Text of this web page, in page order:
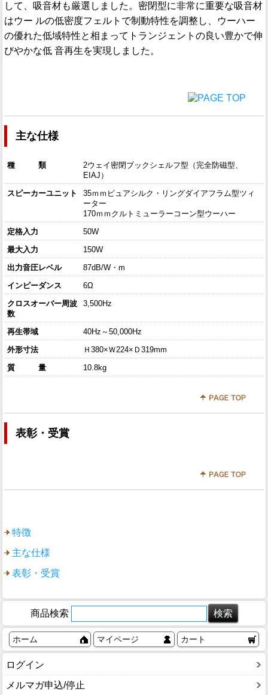
して、吸音材も厳選しました。密閉型に非常に重要な吸音材
はウー ルの低密度フェルトで制動特性を調整し、ウーハー
の優れた低域特性と相まってトランジェントの良い豊かで伸
びやかな低 音再生を実現しました。
主な仕様
種 類
2ウェイ密閉ブックシェルフ型（完全防磁型、
EIAJ）
スピーカーユニット
35ｍｍピュアシルク・リングダイアフラム型ツィ
ーター
170ｍｍクルトミューラーコーン型ウーハー
定格入力
50W
最大入力
150W
出力音圧レベル
87dB/W・m
インピーダンス
6Ω
クロスオーバー周波
数
3,500Hz
再生帯域
40Hz～50,000Hz
外形寸法
Ｈ380×Ｗ224×Ｄ319mm
質 量
10.8kg
表彰・受賞
特徴
主な仕様
表彰・受賞
商品検索
ホーム マイページ カート
ログイン
メルマガ申込/停止